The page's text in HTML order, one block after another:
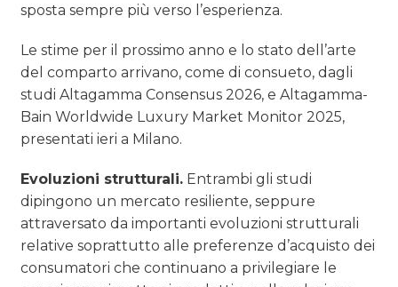
sposta sempre più verso l’esperienza.
Le stime per il prossimo anno e lo stato dell’arte
del comparto arrivano, come di consueto, dagli
studi Altagamma Consensus 2026, e Altagamma-
Bain Worldwide Luxury Market Monitor 2025,
presentati ieri a Milano.
Evoluzioni strutturali. Entrambi gli studi
dipingono un mercato resiliente, seppure
attraversato da importanti evoluzioni strutturali
relative soprattutto alle preferenze d’acquisto dei
consumatori che continuano a privilegiare le